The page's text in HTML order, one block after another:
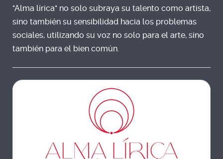
"Alma lírica" no solo subraya su talento como artista,
sino también su sensibilidad hacia los problemas
sociales, utilizando su voz no solo para el arte, sino
también para el bien común.